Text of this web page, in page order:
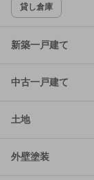
貸し倉庫
新築一戸建て
中古一戸建て
土地
外壁塗装